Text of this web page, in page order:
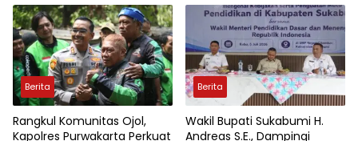
Berita
Rangkul Komunitas Ojol,
Kapolres Purwakarta Perkuat
Berita
Wakil Bupati Sukabumi H.
Andreas S.E., Dampingi